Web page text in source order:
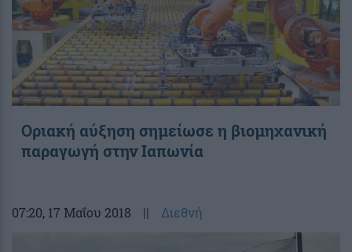
Οριακή αύξηση σημείωσε η βιομηχανική
παραγωγή στην Ιαπωνία
07:20, 17 Μαΐου 2018 || Διεθνή